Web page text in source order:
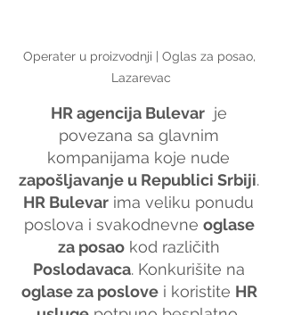
Operater u proizvodnji | Oglas za posao,
Lazarevac
HR agencija Bulevar je
povezana sa glavnim
kompanijama koje nude
zapošljavanje u Republici Srbiji.
HR Bulevar ima veliku ponudu
poslova i svakodnevne oglase
za posao kod različith
Poslodavaca. Konkurišite na
oglase za poslove i koristite HR